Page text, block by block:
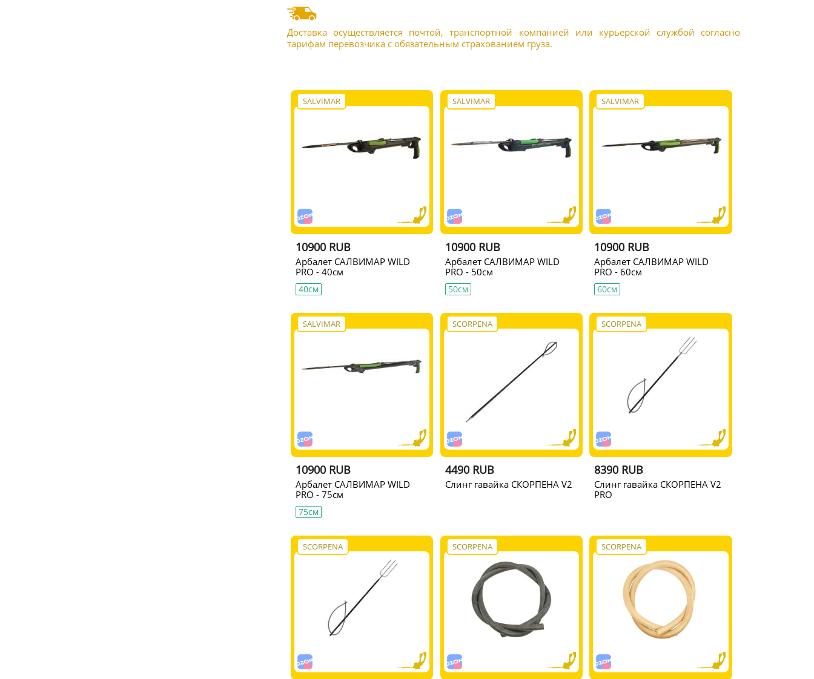
Доставка осуществляется почтой, транспортной компанией или курьерской службой согласно
тарифам перевозчика с обязательным страхованием груза.
SALVIMAR
10900 RUB
Арбалет САЛВИМАР WILD
PRO - 40см
40см
SALVIMAR
10900 RUB
Арбалет САЛВИМАР WILD
PRO - 50см
50см
SALVIMAR
10900 RUB
Арбалет САЛВИМАР WILD
PRO - 60см
60см
SALVIMAR
10900 RUB
Арбалет САЛВИМАР WILD
PRO - 75см
75см
SCORPENA
4490 RUB
Слинг гавайка СКОРПЕНА V2
SCORPENA
8390 RUB
Слинг гавайка СКОРПЕНА V2
PRO
SCORPENA SCORPENA SCORPENA